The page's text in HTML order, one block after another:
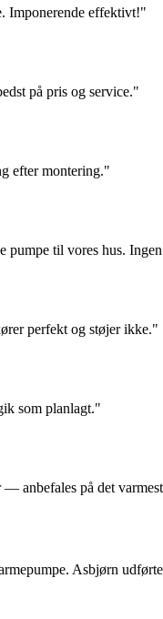
Imponerende effektivt!"
på pris og service."
efter montering."
pumpe til vores hus.
perfekt og støjer ikke."
som planlagt."
anbefales på det
Asbjørn